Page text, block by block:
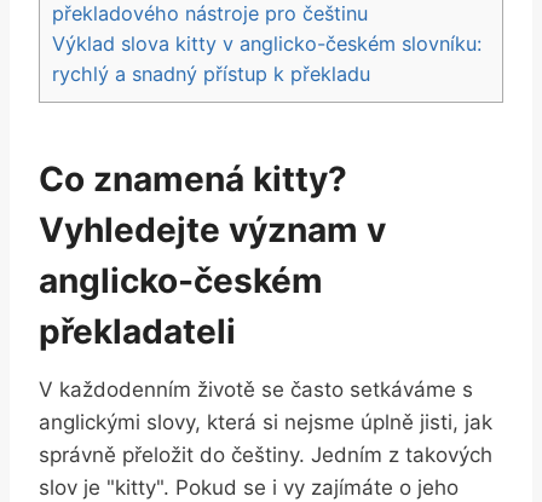
překladového ⁤nástroje pro češtinu
Výklad slova ​kitty v ​anglicko-českém slovníku:
rychlý a snadný přístup k‌ překladu
Co znamená ​kitty?‌
Vyhledejte význam v
anglicko-českém
překladateli
V každodenním životě se často setkáváme s
anglickými slovy, která si nejsme úplně jisti, jak‍
správně přeložit ​do češtiny. Jedním z takových
slov je "kitty". Pokud se i vy zajímáte o jeho